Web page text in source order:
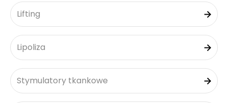
Lifting
Lipoliza
Stymulatory tkankowe